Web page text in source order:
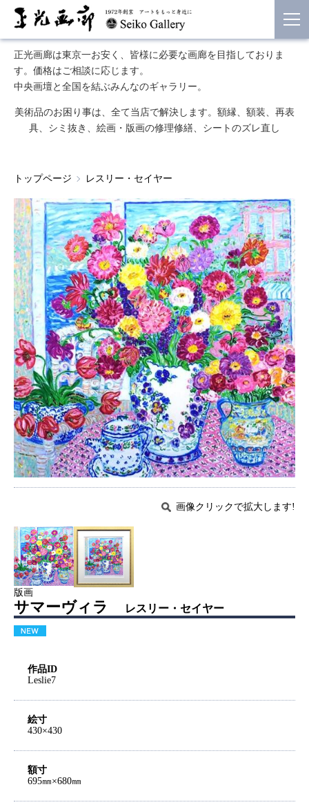
正光画廊は東京一お安く、皆様に必要な画廊を目指しておりま
す。価格はご相談に応じます。
中央画壇と全国を結ぶみんなのギャラリー。
美術品のお困り事は、全て当店で解決します。額縁、額装、再表
具、シミ抜き、絵画・版画の修理修繕、シートのズレ直し
トップページ レスリー・セイヤー
画像クリックで拡大します!
版画
サマーヴィラ レスリー・セイヤー
作品ID
Leslie7
絵寸
430×430
額寸
695㎜×680㎜